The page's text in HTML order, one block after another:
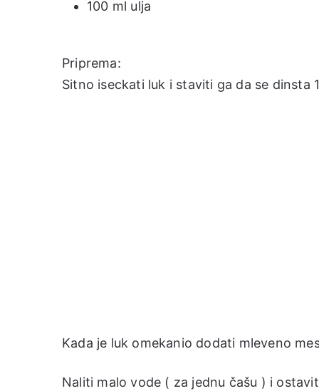
100 ml ulja
Priprema:
Sitno iseckati luk i staviti ga da se dinsta
Kada je luk omekanio dodati mleveno
Naliti malo vode ( za jednu čašu ) i